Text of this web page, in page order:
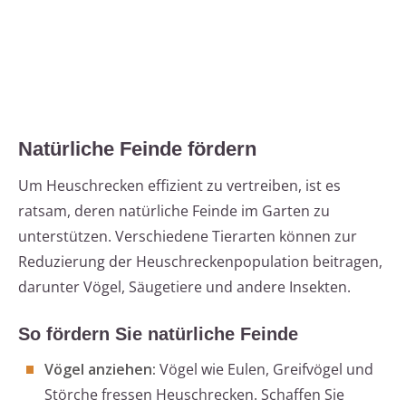
Natürliche Feinde fördern
Um Heuschrecken effizient zu vertreiben, ist es
ratsam, deren natürliche Feinde im Garten zu
unterstützen. Verschiedene Tierarten können zur
Reduzierung der Heuschreckenpopulation beitragen,
darunter Vögel, Säugetiere und andere Insekten.
So fördern Sie natürliche Feinde
Vögel anziehen: Vögel wie Eulen, Greifvögel und
Störche fressen Heuschrecken. Schaffen Sie